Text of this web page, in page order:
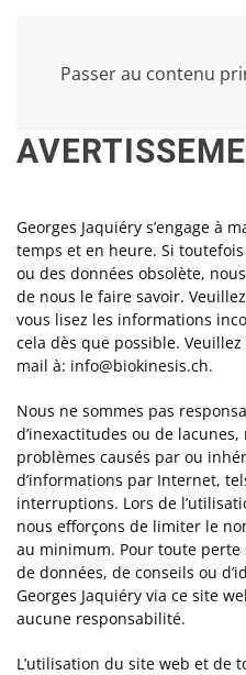
Passer au contenu
Georges Jaquiéry s’engage à
temps et en heure. Si
ou des données obsolète,
de nous le faire savoir.
vous lisez les informations
cela dès que possible.
mail à: info@biokinesis.ch.
Nous ne sommes pas
d’inexactitudes ou de
problèmes causés par ou
d’informations par Internet,
interruptions. Lors de
nous efforçons de limiter le
au minimum. Pour toute perte
de données, de conseils ou
Georges Jaquiéry via ce site
aucune responsabilité.
L’utilisation du site web et de